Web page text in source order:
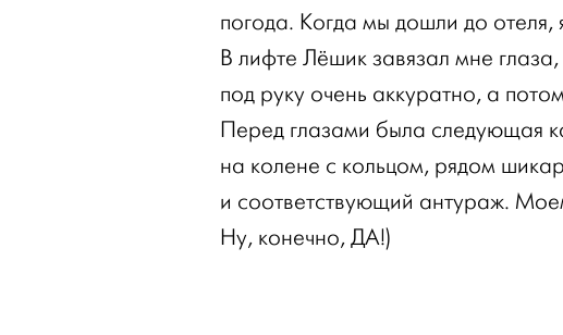
погода. Когда мы дошли до отеля,
В лифте Лёшик завязал мне
под руку очень аккуратно, а
Перед глазами была следующая
на колене с кольцом, рядом
и соответствующий антураж.
Ну, конечно, ДА!)